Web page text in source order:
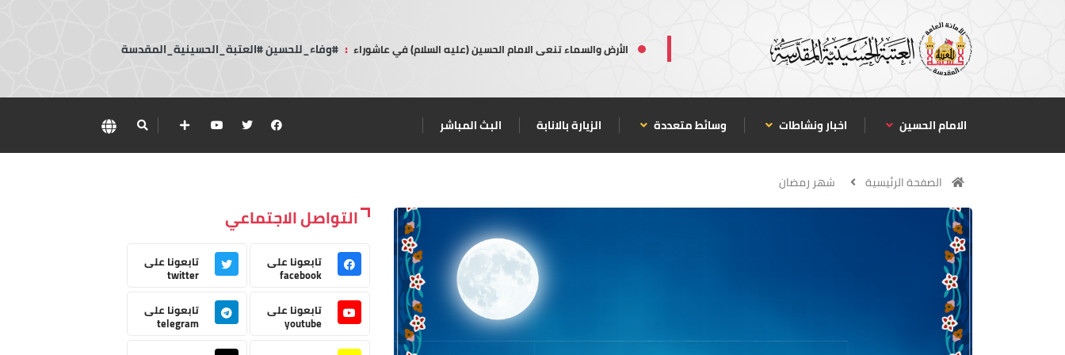
الأرض والسماء تنعى الامام الحسين (عليه السلام) في عاشوراء : #وفاء_للحسين #العتبة_الحسينية_المقدسة
الامام الحسين اخبار ونشاطات وسائط متعددة الزيارة بالانابة البث المباشر
الصفحة الرئيسية شهر رمضان
التواصل الاجتماعي
تابعونا على
facebook
تابعونا على
twitter
تابعونا على
youtube
تابعونا على
telegram